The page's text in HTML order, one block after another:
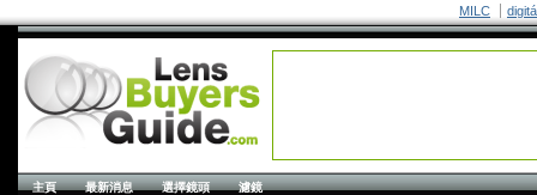
MILC
主頁 最新消息 選擇鏡頭 濾鏡